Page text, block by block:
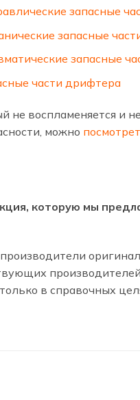
запасные
запасные
запасные
части дрифтера
не воспламеняется и
можно
которую мы
в справочных